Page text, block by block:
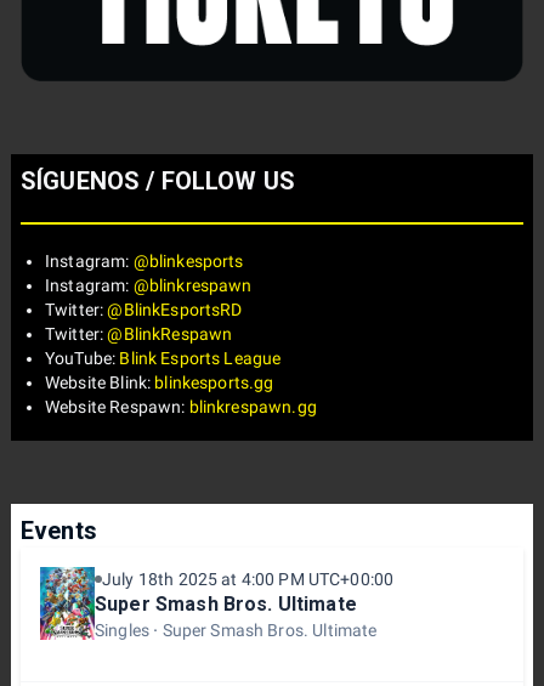
SÍGUENOS / FOLLOW US
Instagram: @blinkesports
Instagram: @blinkrespawn
Twitter:@BlinkEsportsRD
Twitter:@BlinkRespawn
YouTube: Blink Esports League
Website Blink: blinkesports.gg
Website Respawn: blinkrespawn.gg
Events
July 18th 2025 at 4:00 PM UTC+00:00
Super Smash Bros. Ultimate
Singles Super Smash Bros. Ultimate